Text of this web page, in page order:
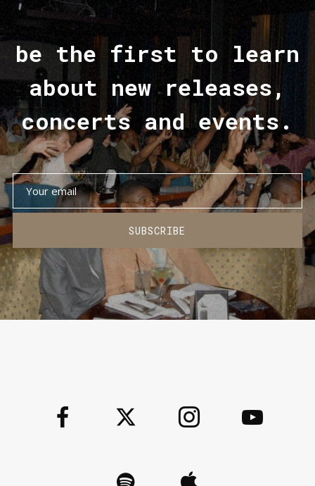
be the first to learn
about new releases,
concerts and events.
SUBSCRIBE